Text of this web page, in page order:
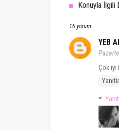
Konuyla İlgili
16 yorum:
YEB
Çok iyi